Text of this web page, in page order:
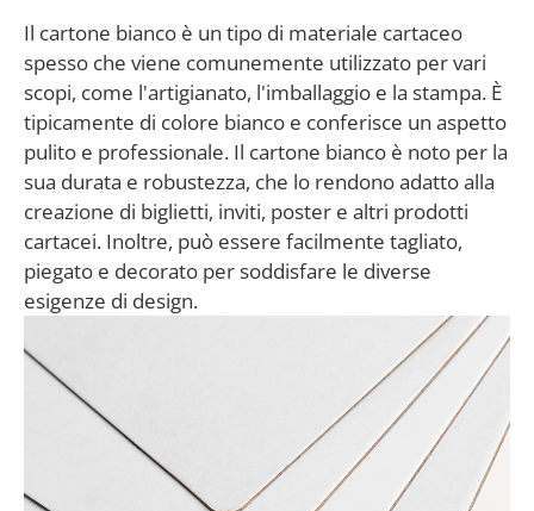
Il cartone bianco è un tipo di materiale cartaceo
spesso che viene comunemente utilizzato per vari
scopi, come l'artigianato, l'imballaggio e la stampa. È
tipicamente di colore bianco e conferisce un aspetto
pulito e professionale. Il cartone bianco è noto per la
sua durata e robustezza, che lo rendono adatto alla
creazione di biglietti, inviti, poster e altri prodotti
cartacei. Inoltre, può essere facilmente tagliato,
piegato e decorato per soddisfare le diverse
esigenze di design.